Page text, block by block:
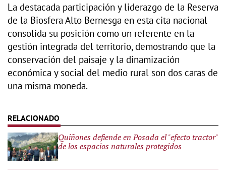
La destacada participación y liderazgo de la Reserva
de la Biosfera Alto Bernesga en esta cita nacional
consolida su posición como un referente en la
gestión integrada del territorio, demostrando que la
conservación del paisaje y la dinamización
económica y social del medio rural son dos caras de
una misma moneda.
Quiñones defiende en Posada el "efecto tractor"
de los espacios naturales protegidos